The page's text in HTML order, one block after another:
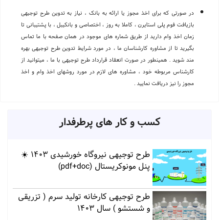
در صورتی که برای اخذ مجوز یا ارائه به بانک ، نیاز به تدوین طرح توجیهی
بازیافت فوم پلی استایرن ، کاملا به روز ، اختصاصی و بانکیبل ، با پشتیبانی تا
زمان اخذ وام دارید از طریق شماره های موجود در همان صفحه با ما تماس
بگیرید تا از مشاوره کارشناسان ما ، در مورد شرایط تدوین طرح توجیهی بهره
مند شوید . همینطور در صورت انعقاد قرارداد طرح توجیهی با ما ، میتوانید از
کارشناس مربوطه خود ، مشاوره های لازم در مورد روشهای اخذ وام و اخذ
مجوز را نیز دریافت نمایید .
کسب و کار های پرطرفدار
طرح توجیهی نیروگاه خورشیدی 1403 ☀️
پنل مونوکریستال (pdf+doc)
طرح توجیهی کارخانه تولید سرم ( تزریقی
و شستشو ) سال 1403